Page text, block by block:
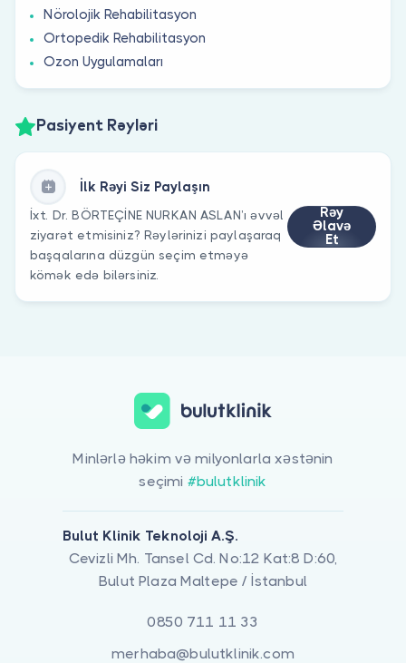
Nörolojik Rehabilitasyon
Ortopedik Rehabilitasyon
Ozon Uygulamaları
Pasiyent Rəyləri
İlk Rəyi Siz Paylaşın
İxt. Dr. BÖRTEÇİNE NURKAN ASLAN’ı əvvəl
ziyarət etmisiniz? Rəylərinizi paylaşaraq
başqalarına düzgün seçim etməyə
kömək edə bilərsiniz.
Rəy
Əlavə
Et
Minlərlə həkim və milyonlarla xəstənin
seçimi #bulutklinik
Bulut Klinik Teknoloji A.Ş.
Cevizli Mh. Tansel Cd. No:12 Kat:8 D:60,
Bulut Plaza Maltepe / İstanbul
0850 711 11 33
merhaba@bulutklinik.com